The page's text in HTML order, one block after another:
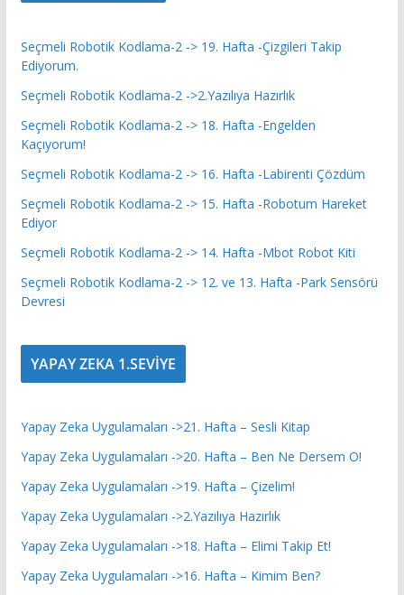
Seçmeli Robotik Kodlama-2 -> 19. Hafta -Çizgileri Takip
Ediyorum.
Seçmeli Robotik Kodlama-2 ->2.Yazılıya Hazırlık
Seçmeli Robotik Kodlama-2 -> 18. Hafta -Engelden
Kaçıyorum!
Seçmeli Robotik Kodlama-2 -> 16. Hafta -Labirenti Çözdüm
Seçmeli Robotik Kodlama-2 -> 15. Hafta -Robotum Hareket
Ediyor
Seçmeli Robotik Kodlama-2 -> 14. Hafta -Mbot Robot Kiti
Seçmeli Robotik Kodlama-2 -> 12. ve 13. Hafta -Park Sensörü
Devresi
YAPAY ZEKA 1.SEVİYE
Yapay Zeka Uygulamaları ->21. Hafta – Sesli Kitap
Yapay Zeka Uygulamaları ->20. Hafta – Ben Ne Dersem O!
Yapay Zeka Uygulamaları ->19. Hafta – Çizelim!
Yapay Zeka Uygulamaları ->2.Yazılıya Hazırlık
Yapay Zeka Uygulamaları ->18. Hafta – Elimi Takip Et!
Yapay Zeka Uygulamaları ->16. Hafta – Kimim Ben?